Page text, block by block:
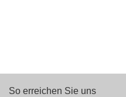
So erreichen Sie uns